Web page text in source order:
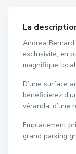
La
Andrea
exclusivité, en
magnifique
D’une surface
bénéficierez
véranda, d’une
Emplacement
grand parking